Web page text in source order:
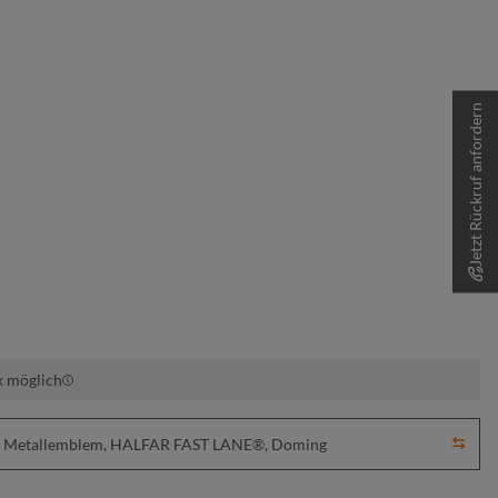
möglich
HALFAR FAST LANE®, Doming
Jetzt Rückruf anfordern